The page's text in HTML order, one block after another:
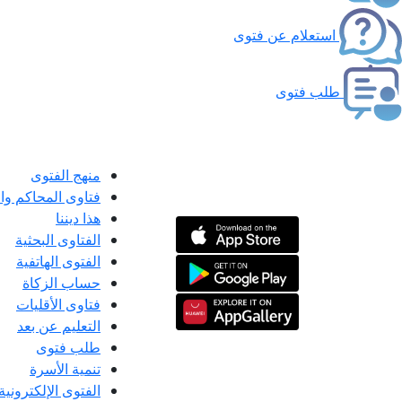
استعلام عن فتوى
طلب فتوى
منهج الفتوى
فتاوى المحاكم
هذا ديننا
الفتاوى البحثية
الفتوى الهاتفية
حساب الزكاة
فتاوى الأقليات
التعليم عن بعد
طلب فتوى
تنمية الأسرة
الفتوى الإلكترونية